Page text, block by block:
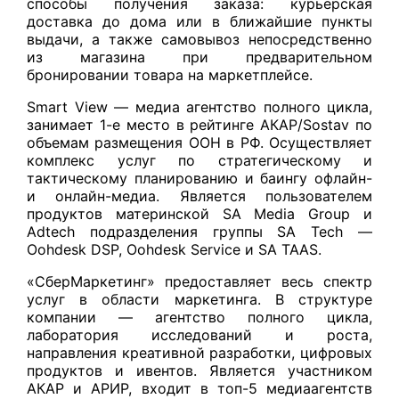
доставка до дома или в ближайшие пункты
выдачи, а также самовывоз непосредственно
из магазина при предварительном
бронировании товара на маркетплейсе.
Smart View — медиа агентство полного цикла,
занимает 1-е место в рейтинге АКАР/Sostav по
объемам размещения ООН в РФ. Осуществляет
комплекс услуг по стратегическому и
тактическому планированию и баингу офлайн-
и онлайн-медиа. Является пользователем
продуктов материнской SA Media Group и
Adtech подразделения группы SA Tech —
Oohdesk DSP, Oohdesk Service и SA TAAS.
«СберМаркетинг» предоставляет весь спектр
услуг в области маркетинга. В структуре
компании — агентство полного цикла,
лаборатория исследований и роста,
направления креативной разработки, цифровых
продуктов и ивентов. Является участником
АКАР и АРИР, входит в топ-5 медиаагентств